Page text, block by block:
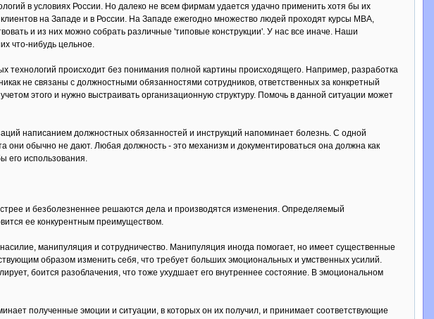
в условиях России. Но далеко не всем фирмам удается удачно применить хотя бы их
на Западе и в России. На Западе ежегодно множество людей проходят курсы МВА,
и из них можно собрать различные 'типовые конструкции'. У нас все иначе. Наши
что-нибудь цельное.
технологий происходит без понимания полной картины происходящего. Например, разработка
не связаны с должностными обязанностями сотрудников, ответственных за конкретный
этого и нужно выстраивать организационную структуру. Помочь в данной ситуации может
написанием должностных обязанностей и инструкций напоминает болезнь. С одной
они обычно не дают. Любая должность - это механизм и документироваться она должна как
его использования.
и безболезненнее решаются дела и производятся изменения. Определяемый
ее конкурентным преимуществом.
манипуляция и сотрудничество. Манипуляция иногда помогает, но имеет существенные
образом изменить себя, что требует больших эмоциональных и умственных усилий.
боится разоблачения, что тоже ухудшает его внутреннее состояние. В эмоциональном
полученные эмоции и ситуации, в которых он их получил, и принимает соответствующие